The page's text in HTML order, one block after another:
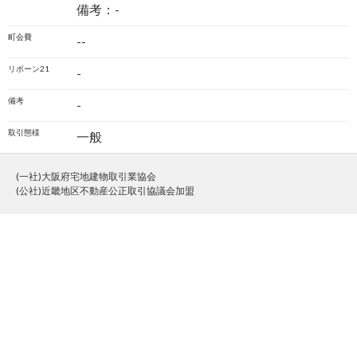
備考：-
町会費 --
リボーン21 -
備考 -
取引態様 一般
(一社)大阪府宅地建物取引業協会
(公社)近畿地区不動産公正取引協議会加盟